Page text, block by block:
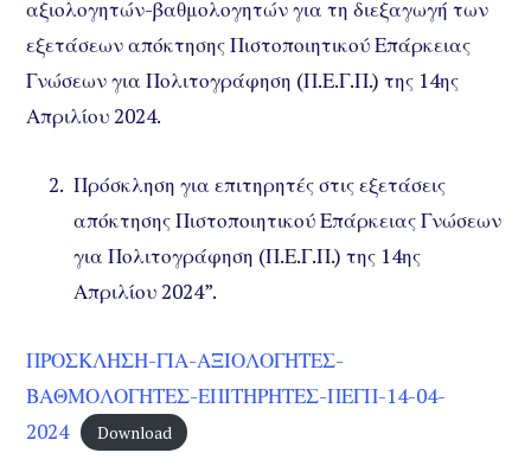
αξιολογητών-βαθμολογητών για τη διεξαγωγή των
εξετάσεων απόκτησης Πιστοποιητικού Επάρκειας
Γνώσεων για Πολιτογράφηση (Π.Ε.Γ.Π.) της 14ης
Απριλίου 2024.
Πρόσκληση για επιτηρητές στις εξετάσεις
απόκτησης Πιστοποιητικού Επάρκειας Γνώσεων
για Πολιτογράφηση (Π.Ε.Γ.Π.) της 14ης
Απριλίου 2024”.
ΠΡΟΣΚΛΗΣΗ-ΓΙΑ-ΑΞΙΟΛΟΓΗΤΕΣ-
ΒΑΘΜΟΛΟΓΗΤΕΣ-ΕΠΙΤΗΡΗΤΕΣ-ΠΕΓΠ-14-04-
2024
Download